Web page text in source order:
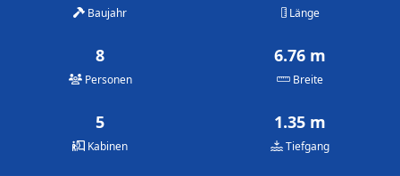
Baujahr Länge
8
Personen
6.76 m
Breite
5
Kabinen
1.35 m
Tiefgang